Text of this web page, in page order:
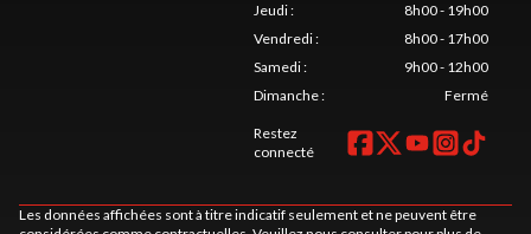
Jeudi:
8h00 - 19h00
Vendredi:
8h00 - 17h00
Samedi:
9h00 - 12h00
Dimanche: Fermé
Restez
connecté
Les données affichées sont à titre indicatif seulement et ne peuvent être